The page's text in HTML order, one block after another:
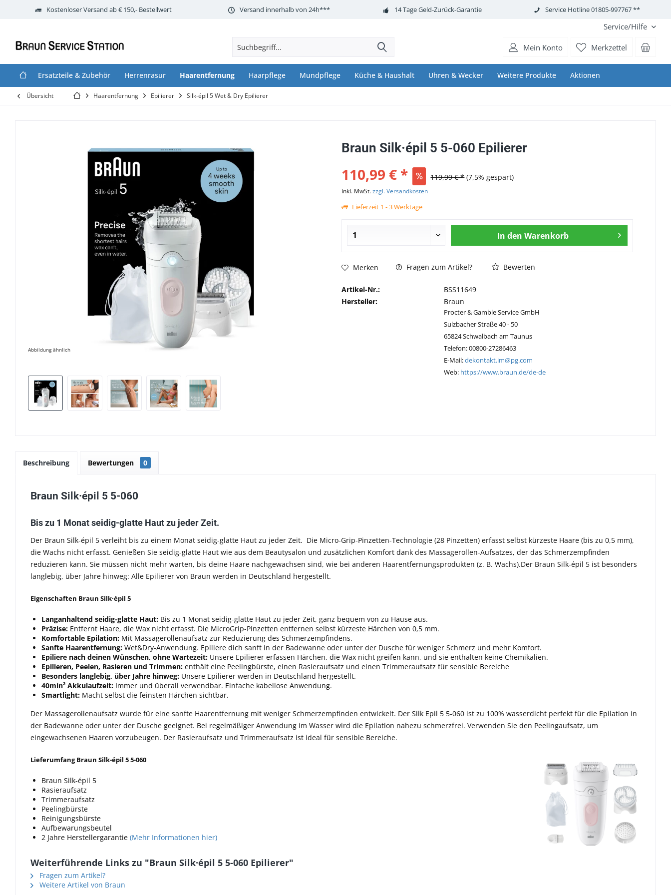
Kostenloser Versand ab € 150,- Bestellwert Versand innerhalb von 24h*** 14 Tage Geld-Zurück-Garantie Service Hotline 01805-997767 **
Service/Hilfe
Merkzettel
Mein Konto
Ersatzteile & Zubehör Herrenrasur Haarentfernung Haarpflege Mundpflege Küche & Haushalt Uhren & Wecker Weitere Produkte Aktionen
Übersicht Haarentfernung Epilierer Silk-épil 5 Wet & Dry Epilierer
Abbildung ähnlich
Braun Silk·épil 5 5-060 Epilierer
110,99 € * 119,99 € * (7,5% gespart)
inkl. MwSt.zzgl. Versandkosten
Lieferzeit 1 - 3 Werktage
In den Warenkorb
Merken Fragen zum Artikel? Bewerten
Artikel-Nr.:
BSS11649
Hersteller:
Braun
Procter & Gamble Service GmbH
Sulzbacher Straße 40 - 50
65824 Schwalbach am Taunus
Telefon: 00800-27286463
E-Mail:dekontakt.im@pg.com
Web: https://www.braun.de/de-de
Beschreibung Bewertungen 0
Braun Silk·épil 5 5-060
Bis zu 1 Monat seidig-glatte Haut zu jeder Zeit.
Der Braun Silk-épil 5 verleiht bis zu einem Monat seidig-glatte Haut zu jeder Zeit. Die Micro-Grip-Pinzetten-Technologie (28 Pinzetten) erfasst selbst kürzeste Haare (bis zu 0,5 mm),
die Wachs nicht erfasst. Genießen Sie seidig-glatte Haut wie aus dem Beautysalon und zusätzlichen Komfort dank des Massagerollen-Aufsatzes, der das Schmerzempfinden
reduzieren kann. Sie müssen nicht mehr warten, bis deine Haare nachgewachsen sind, wie bei anderen Haarentfernungsprodukten (z. B. Wachs).Der Braun Silk-épil 5 ist besonders
langlebig, über Jahre hinweg: Alle Epilierer von Braun werden in Deutschland hergestellt.
Eigenschaften Braun Silk·épil 5
Langanhaltend seidig-glatte Haut: Bis zu 1 Monat seidig-glatte Haut zu jeder Zeit, ganz bequem von zu Hause aus.
Präzise: Entfernt Haare, die Wax nicht erfasst. Die MicroGrip-Pinzetten entfernen selbst kürzeste Härchen von 0,5 mm.
Komfortable Epilation: Mit Massagerollenaufsatz zur Reduzierung des Schmerzempfindens.
Sanfte Haarentfernung: Wet&Dry-Anwendung. Epiliere dich sanft in der Badewanne oder unter der Dusche für weniger Schmerz und mehr Komfort.
Epiliere nach deinen Wünschen, ohne Wartezeit: Unsere Epilierer erfassen Härchen, die Wax nicht greifen kann, und sie enthalten keine Chemikalien.
Epilieren, Peelen, Rasieren und Trimmen: enthält eine Peelingbürste, einen Rasieraufsatz und einen Trimmeraufsatz für sensible Bereiche
Besonders langlebig, über Jahre hinweg: Unsere Epilierer werden in Deutschland hergestellt.
40min² Akkulaufzeit: Immer und überall verwendbar. Einfache kabellose Anwendung.
Smartlight: Macht selbst die feinsten Härchen sichtbar.
Der Massagerollenaufsatz wurde für eine sanfte Haarentfernung mit weniger Schmerzempfinden entwickelt. Der Silk Epil 5 5-060 ist zu 100% wasserdicht perfekt für die Epilation in
der Badewanne oder unter der Dusche geeignet. Bei regelmäßiger Anwendung im Wasser wird die Epilation nahezu schmerzfrei. Verwenden Sie den Peelingaufsatz, um
eingewachsenen Haaren vorzubeugen. Der Rasieraufsatz und Trimmeraufsatz ist ideal für sensible Bereiche.
Lieferumfang Braun Silk-épil 5 5-060
Braun Silk-épil 5
Rasieraufsatz
Trimmeraufsatz
Peelingbürste
Reinigungsbürste
Aufbewarungsbeutel
2 Jahre Herstellergarantie (Mehr Informationen hier)
Weiterführende Links zu "Braun Silk·épil 5 5-060 Epilierer"
Fragen zum Artikel?
Weitere Artikel von Braun